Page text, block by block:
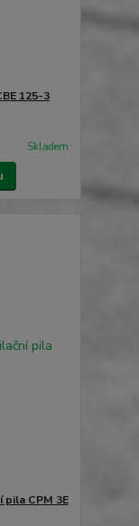
125-3
Skladem
CPM 3E